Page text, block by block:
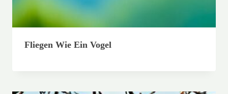
Fliegen Wie Ein Vogel